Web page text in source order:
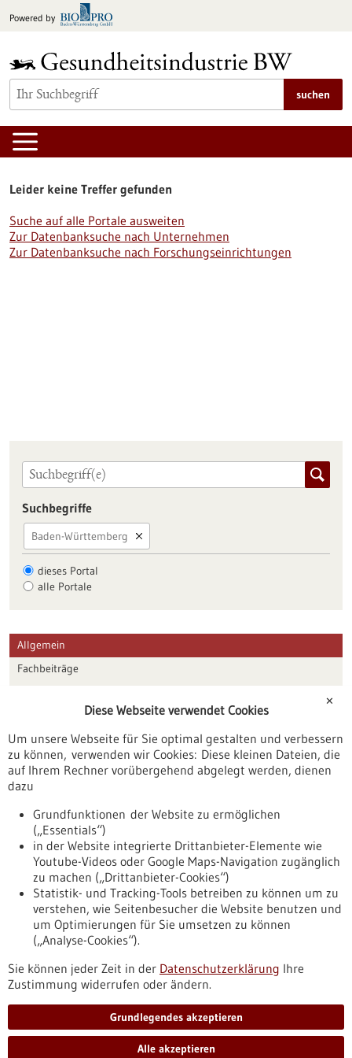
Inhalt
Powered by
suchen
Leider keine Treffer gefunden
Suche auf alle Portale ausweiten
Zur Datenbanksuche nach Unternehmen
Zur Datenbanksuche nach Forschungseinrichtungen
Suchbegriffe
Baden-Württemberg
dieses Portal
alle Portale
Allgemein
Fachbeiträge
Veranstaltungen
Erscheinungsdatum
Nach oben
Informiert bleiben
Newsletter abonnieren
✕
Diese Webseite verwendet Cookies
Um unsere Webseite für Sie optimal gestalten und verbessern
zu können, verwenden wir Cookies: Diese kleinen Dateien, die
auf Ihrem Rechner vorübergehend abgelegt werden, dienen
dazu
Grundfunktionen der Website zu ermöglichen
(„Essentials“)
in der Website integrierte Drittanbieter-Elemente wie
Youtube-Videos oder Google Maps-Navigation zugänglich
zu machen („Drittanbieter-Cookies“)
Statistik- und Tracking-Tools betreiben zu können um zu
verstehen, wie Seitenbesucher die Website benutzen und
um Optimierungen für Sie umsetzen zu können
(„Analyse-Cookies“).
Sie können jeder Zeit in der Datenschutzerklärung Ihre
Zustimmung widerrufen oder ändern.
Grundlegendes akzeptieren
Alle akzeptieren